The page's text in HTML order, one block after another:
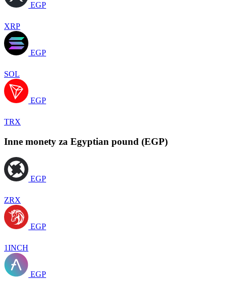
EGP
XRP
EGP
SOL
EGP
TRX
Inne monety za Egyptian pound (EGP)
EGP
ZRX
EGP
1INCH
EGP